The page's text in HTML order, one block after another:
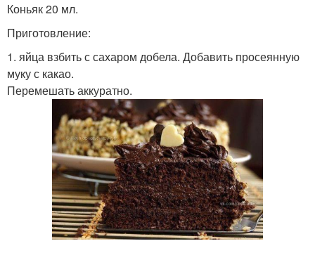
Коньяк 20 мл.
Приготовление:
1. яйца взбить с сахаром добела. Добавить просеянную
муку с какао.
Перемешать аккуратно.